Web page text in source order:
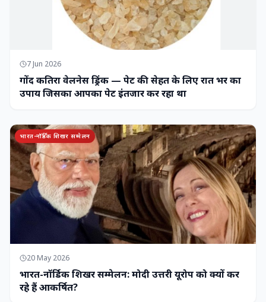
7 Jun 2026
गोंद कतिरा वेलनेस ड्रिंक — पेट की सेहत के लिए रात भर का
उपाय जिसका आपका पेट इंतजार कर रहा था
भारत-नॉर्डिक शिखर सम्मेलन
20 May 2026
भारत-नॉर्डिक शिखर सम्मेलन: मोदी उत्तरी यूरोप को क्यों कर
रहे हैं आकर्षित?